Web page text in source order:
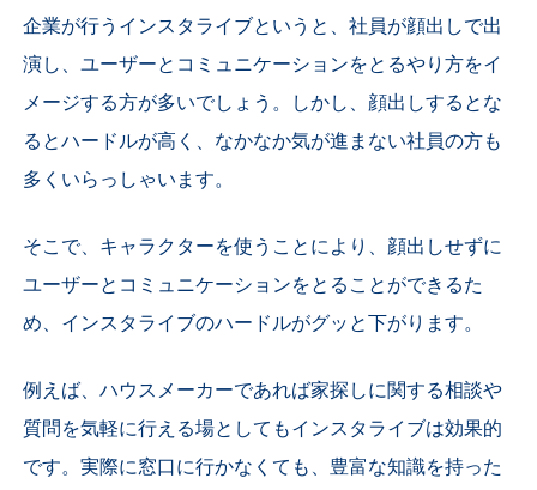
企業が行うインスタライブというと、社員が顔出しで出
演し、ユーザーとコミュニケーションをとるやり方をイ
メージする方が多いでしょう。しかし、顔出しするとな
るとハードルが高く、なかなか気が進まない社員の方も
多くいらっしゃいます。
そこで、キャラクターを使うことにより、顔出しせずに
ユーザーとコミュニケーションをとることができるた
め、インスタライブのハードルがグッと下がります。
例えば、ハウスメーカーであれば家探しに関する相談や
質問を気軽に行える場としてもインスタライブは効果的
です。実際に窓口に行かなくても、豊富な知識を持った